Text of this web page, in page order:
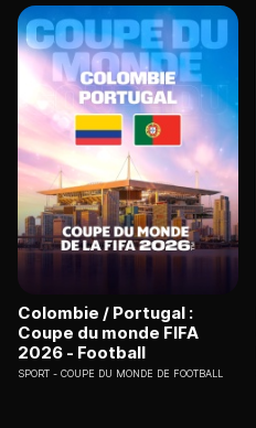
Colombie / Portugal :
Coupe du monde FIFA
2026 - Football
SPORT COUPE DU MONDE DE FOOTBALL